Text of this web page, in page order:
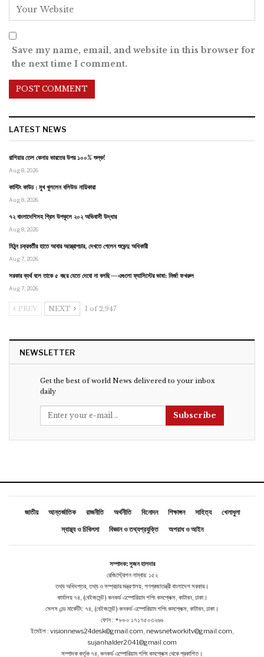
Save my name, email, and website in this browser for
the next time I comment.
LATEST NEWS
রাশিয়ার তেল কেনায় ভারতের উপর ১০০% শুল্ক!
Aug 8, 2026
কাস্টিং কাউচ : মুখ খুললেন বলিউড নায়িকারা
Aug 8, 2026
৭২ বাংলাদেশিসহ গ্রিস উপকূলে ২০২ অভিবাসী উদ্ধার
Aug 8, 2026
মিঠুন চক্রবর্তীর হাতে আবার অস্ত্রোপচার, দেখতে গেলেন শুভেন্দু অধিকারী
Aug 7, 2026
সরকার ব্যর্থ বলে তাকে ৫ বছর যেতে দেবো না বলছি—এগুলো ফ্যাসিস্টের ভাষা: মির্জা ফখরুল
Aug 7, 2026
PREV NEXT 1 of 2,947
NEWSLETTER
Get the best of world News delivered to your inbox
daily
Subscribe
জাতীয় আন্তর্জাতিক রাজনীতি অর্থনীতি বিনোদন শিক্ষাঙ্গন সাহিত্য
খেলাধুলা
স্বাস্থ্য ও চিকিৎসা
বিজ্ঞান ও তথ্যপ্রযুক্তি অপরাধ ও আইন
সম্পাদক: সুজন হালদার
রেজিস্ট্রেশন নাম্বার: ১৫২
তথ্য অধিদপ্তর, তথ্য ও সম্প্রচার মন্ত্রণালয়, গণপ্রজাতন্ত্রী বাংলাদেশ সরকার।
কার্যালয় ৭৪, (বেইজমেন্ট ) কনকর্ড এম্পোরিয়াম শপিং কমপ্লেক্স, কাটাবন, ঢাকা।
সেলস এন্ড মার্কেটিং: ৭৪, (বেইজমেন্ট ) কনকর্ড এম্পোরিয়াম শপিং কমপ্লেক্স, কাটাবন, ঢাকা।
ফোন : +৮৮০ ১৭১৭৫০৩২৬৬
ইমেইল : visionnews24desk@gmail.com, newsnetworkitv@gmail.com,
sujanhalder2041@gmail.com
সম্পাদক কর্তৃক ৭৪, কনকর্ড এম্পোরিয়াম শপিং কমপ্লেক্স থেকে প্রকাশিত।